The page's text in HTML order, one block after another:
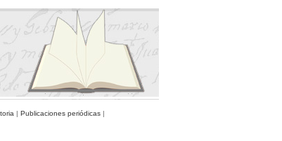
| Publicaciones periódicas |